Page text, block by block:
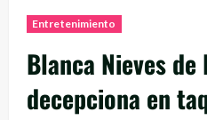
Entretenimiento
Blanca Nieves de
decepciona en